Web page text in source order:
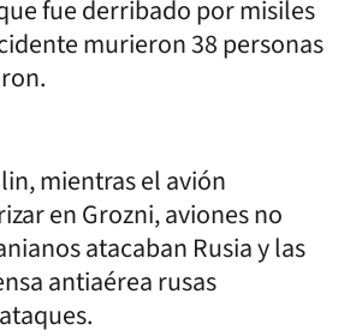
fue derribado por misiles
murieron 38 personas
mientras el avión
en Grozni, aviones no
atacaban Rusia y las
antiaérea rusas